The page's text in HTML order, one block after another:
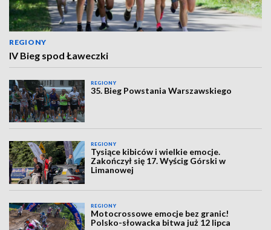
REGIONY
IV Bieg spod Ławeczki
REGIONY
35. Bieg Powstania Warszawskiego
REGIONY
Tysiące kibiców i wielkie emocje.
Zakończył się 17. Wyścig Górski w
Limanowej
REGIONY
Motocrossowe emocje bez granic!
Polsko-słowacka bitwa już 12 lipca